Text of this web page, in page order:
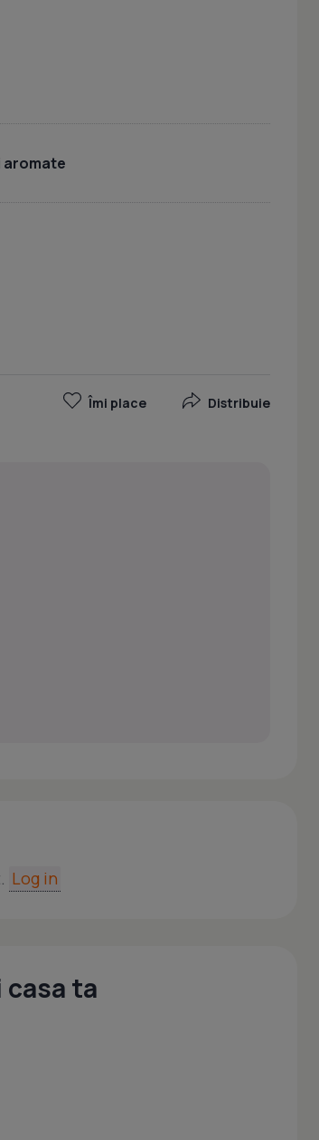
aromate
Îmi place Distribuie
Log in
ta